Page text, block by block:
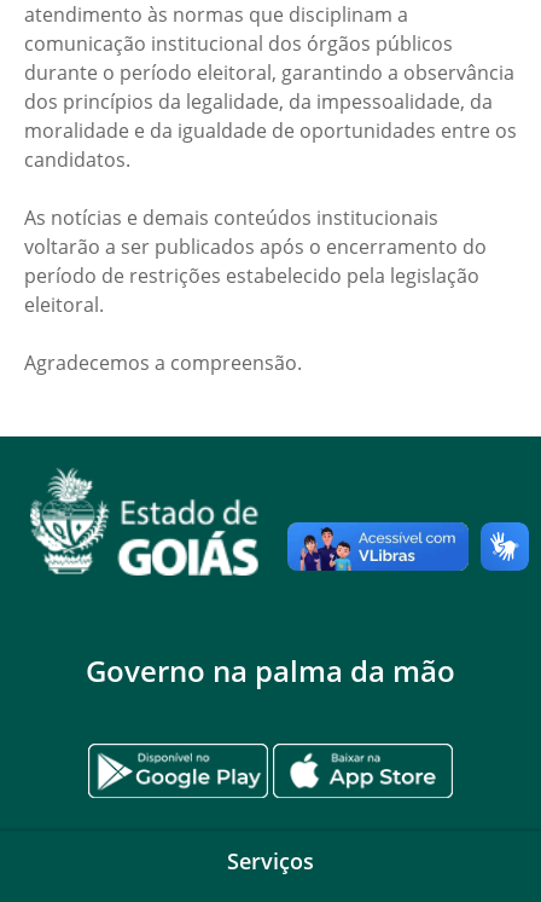
atendimento às normas que disciplinam a
comunicação institucional dos órgãos públicos
durante o período eleitoral, garantindo a observância
dos princípios da legalidade, da impessoalidade, da
moralidade e da igualdade de oportunidades entre os
candidatos.
As notícias e demais conteúdos institucionais
voltarão a ser publicados após o encerramento do
período de restrições estabelecido pela legislação
eleitoral.
Agradecemos a compreensão.
Governo na palma da mão
Serviços